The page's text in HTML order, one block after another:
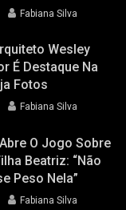
Fabiana Silva
Wesley
É Destaque Na
Fotos
Fabiana Silva
O Jogo Sobre
Beatriz: “Não
Peso Nela”
Fabiana Silva